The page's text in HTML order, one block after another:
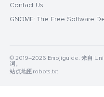
Contact Us
GNOME: The Free Software
© 2019–2026 Emojiguide. 来自
词。
站点地图 robots.txt